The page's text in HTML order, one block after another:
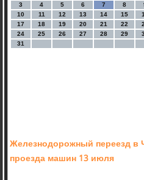
3
4 5 6 7 8
10
11 12 13 14 15
17
18 19 20 21 22
24
25 26 27 28 29
31
Железнодорожный переезд в
проезда машин 13 июля